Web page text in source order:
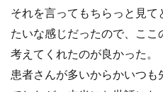
それを言ってもちらっと見
たいな感じだったので、ここ
考えてくれたのが良かった。
患者さんが多いからかいつ